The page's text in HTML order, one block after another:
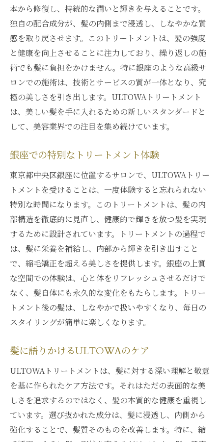
本から修復し、持続的な潤いと輝きを与えることです。
独自の配合成分が、髪の内側まで浸透し、しなやかな質
感を取り戻させます。このトリートメントは、髪の強度
と健康を向上させることに注力しており、繰り返しの施
術でも髪に負担をかけません。特に銀座のような高級サ
ロンでの施術は、技術とサービスの質が一体となり、究
極の美しさを引き出します。ULTOWAトリートメント
は、美しい髪を手に入れるための新しいスタンダードと
して、美容業界での注目を集め続けています。
銀座での特別なトリートメント体験
東京都中央区銀座に位置するサロンで、ULTOWAトリー
トメントを受けることは、一度体験すると忘れられない
特別な時間になります。このトリートメントは、髪の内
部構造を徹底的に見直し、健康的で輝きを放つ髪を実現
するために設計されています。トリートメントの過程で
は、髪に栄養を補給し、内部から輝きを引き出すこと
で、縮毛矯正を超える美しさを提供します。銀座の上質
な空間での体験は、心と体をリフレッシュさせるだけで
なく、髪自体にも永久的な変化をもたらします。トリー
トメント後の髪は、しなやかで扱いやすくなり、毎日の
スタイリングが簡単に楽しくなります。
髪に語りかけるULTOWAのケア
ULTOWAトリートメントは、髪に対する深い理解と敬意
を基に作られたケア方法です。それはただの表面的な美
しさを追求するのではなく、髪の本質的な健康を重視し
ています。選び抜かれた成分は、髪に浸透し、内側から
強化することで、髪質そのものを改善します。特に、縮